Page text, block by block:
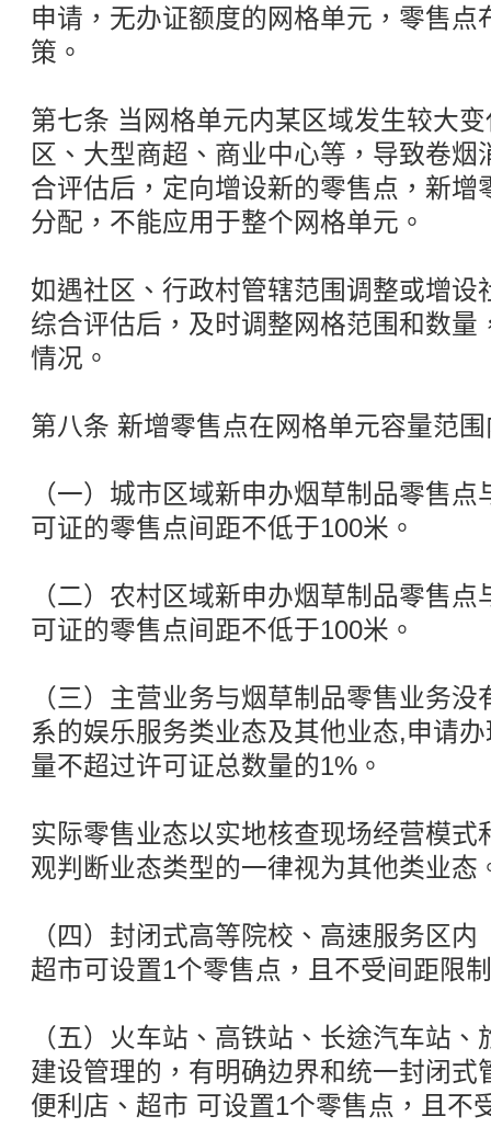
申请，无办证额度的网格单元，零售点
策。
第七条 当网格单元内某区域发生较大
区、大型商超、商业中心等，导致卷
合评估后，定向增设新的零售点，新增
分配，不能应用于整个网格单元。
如遇社区、行政村管辖范围调整或增设
综合评估后，及时调整网格范围和数量
情况。
第八条 新增零售点在网格单元容量范
（一）城市区域新申办烟草制品零售
可证的零售点间距不低于100米。
（二）农村区域新申办烟草制品零售
可证的零售点间距不低于100米。
（三）主营业务与烟草制品零售业务
系的娱乐服务类业态及其他业态,申请
量不超过许可证总数量的1%。
实际零售业态以实地核查现场经营模式
观判断业态类型的一律视为其他类业态
（四）封闭式高等院校、高速服务区
超市可设置1个零售点，且不受间距限
（五）火车站、高铁站、长途汽车站
建设管理的，有明确边界和统一封闭式
便利店、超市 可设置1个零售点，且不